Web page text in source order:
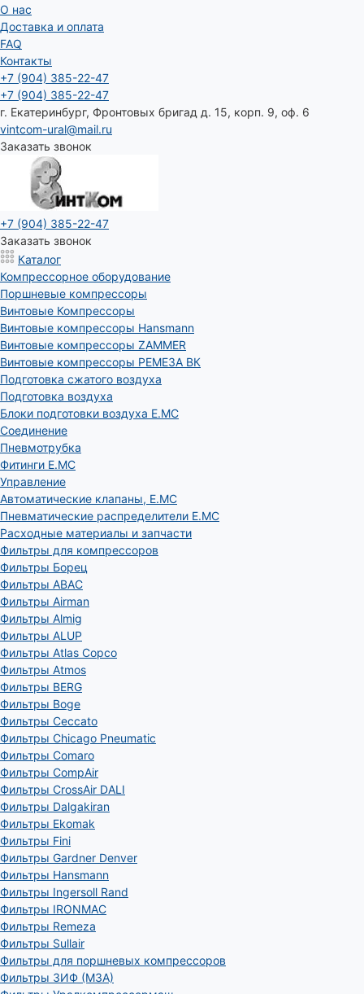
О нас
Доставка и оплата
FAQ
Контакты
+7 (904) 385-22-47
+7 (904) 385-22-47
г. Екатеринбург, Фронтовых бригад д. 15, корп. 9, оф. 6
vintcom-ural@mail.ru
Заказать звонок
+7 (904) 385-22-47
Заказать звонок
Каталог
Компрессорное оборудование
Поршневые компрессоры
Винтовые Компрессоры
Винтовые компрессоры Hansmann
Винтовые компрессоры ZAMMER
Винтовые компрессоры РЕМЕЗА ВК
Подготовка сжатого воздуха
Подготовка воздуха
Блоки подготовки воздуха E.MC
Соединение
Пневмотрубка
Фитинги E.MC
Управление
Автоматические клапаны, Е.МС
Пневматические распределители E.MC
Расходные материалы и запчасти
Фильтры для компрессоров
Фильтры Борец
Фильтры ABAC
Фильтры Airman
Фильтры Almig
Фильтры ALUP
Фильтры Atlas Copco
Фильтры Atmos
Фильтры BERG
Фильтры Boge
Фильтры Ceccato
Фильтры Chicago Pneumatic
Фильтры Comaro
Фильтры CompAir
Фильтры CrossAir DALI
Фильтры Dalgakiran
Фильтры Ekomak
Фильтры Fini
Фильтры Gardner Denver
Фильтры Hansmann
Фильтры Ingersoll Rand
Фильтры IRONMAC
Фильтры Remeza
Фильтры Sullair
Фильтры для поршневых компрессоров
Фильтры ЗИФ (МЗА)